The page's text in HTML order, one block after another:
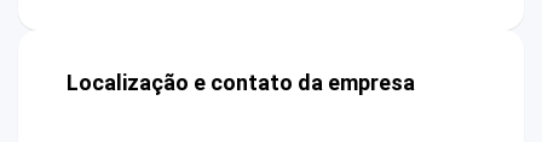
Localização e contato da empresa